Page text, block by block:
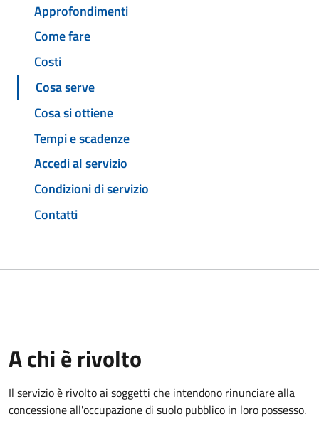
Approfondimenti
Come fare
Costi
Cosa serve
Cosa si ottiene
Tempi e scadenze
Accedi al servizio
Condizioni di servizio
Contatti
A chi è rivolto
Il servizio è rivolto ai soggetti che intendono rinunciare alla
concessione all'occupazione di suolo pubblico in loro possesso.